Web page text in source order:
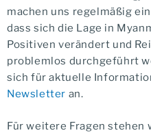
machen uns regelmäßig
dass sich die Lage in
Positiven verändert und
problemlos durchgeführt
sich für aktuelle
Newsletter an.
Für weitere Fragen stehen